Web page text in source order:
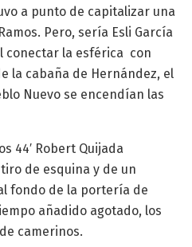
a punto de capitalizar una
Pero, sería Esli García
conectar la esférica con
la cabaña de Hernández, el
Nuevo se encendían las
44′ Robert Quijada
de esquina y de un
fondo de la portería de
añadido agotado, los
camerinos.